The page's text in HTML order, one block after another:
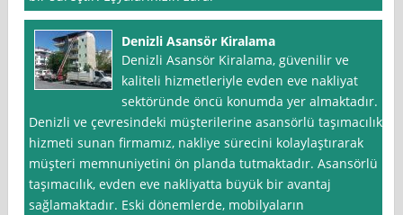
Denizli Asansör Kiralama
Denizli Asansör Kiralama, güvenilir ve
kaliteli hizmetleriyle evden eve nakliyat
sektöründe öncü konumda yer almaktadır.
Denizli ve çevresindeki müşterilerine asansörlü taşımacılık
hizmeti sunan firmamız, nakliye sürecini kolaylaştırarak
müşteri memnuniyetini ön planda tutmaktadır. Asansörlü
taşımacılık, evden eve nakliyatta büyük bir avantaj
sağlamaktadır. Eski dönemlerde, mobilyaların